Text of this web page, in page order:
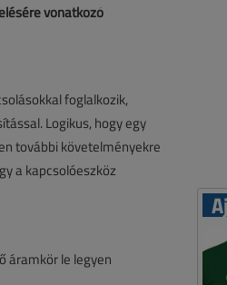
vonatkozó
foglalkozik,
Logikus, hogy egy
további követelményekre
a kapcsolóeszköz
áramkör le legyen